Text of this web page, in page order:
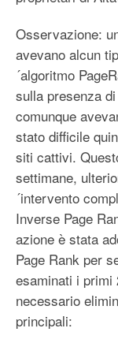
Osservazione:
avevano alcun
´algoritmo
sulla presenza
comunque
stato difficile
siti cattivi.
settimane,
´intervento
Inverse Page
azione è stata
Page Rank per
esaminati i primi
necessario
principali: